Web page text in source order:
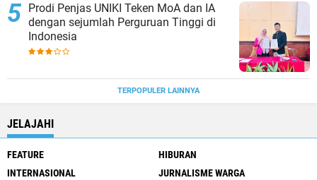
Prodi Penjas UNIKI Teken MoA dan IA
dengan sejumlah Perguruan Tinggi di
Indonesia
TERPOPULER LAINNYA
JELAJAHI
FEATURE
HIBURAN
INTERNASIONAL
JURNALISME WARGA